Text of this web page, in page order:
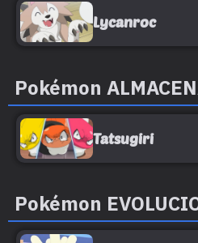
Lycanroc
Pokémon
Tatsugiri
Pokémon